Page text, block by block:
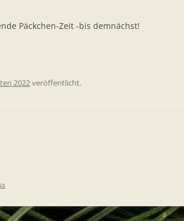
Päckchen-Zeit -bis demnächst!
2022veröffentlicht.